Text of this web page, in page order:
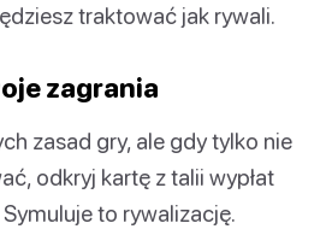
traktować jak rywali.
zagrania
zasad gry, ale gdy tylko nie
odkryj kartę z talii wypłat
to rywalizację.